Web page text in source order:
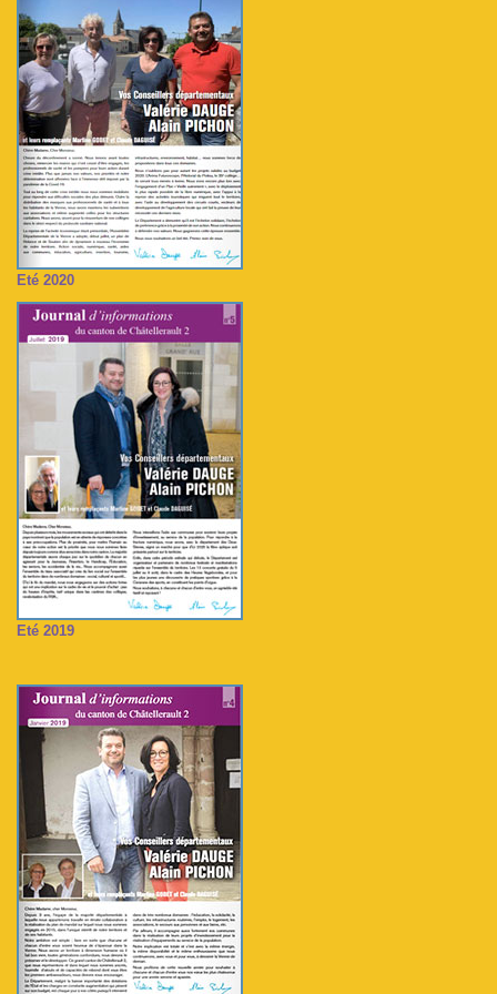
Eté 2020
Eté 2019